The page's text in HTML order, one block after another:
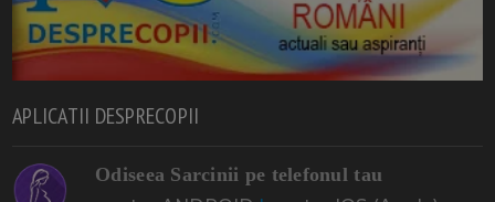
APLICATII DESPRECOPII
Odiseea Sarcinii pe telefonul tau